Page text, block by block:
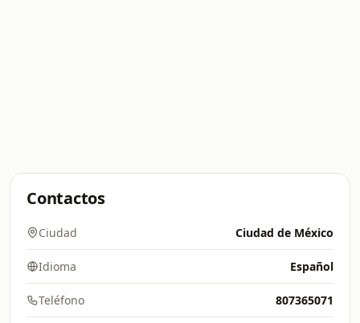
Contactos
Ciudad Ciudad de México
Idioma Español
Teléfono 807365071